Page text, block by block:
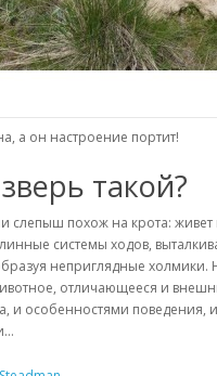
а он настроение портит!
такой?
слепыш похож на крота: живет
системы ходов,
неприглядные холмики.
отличающееся и
и особенностями поведения,